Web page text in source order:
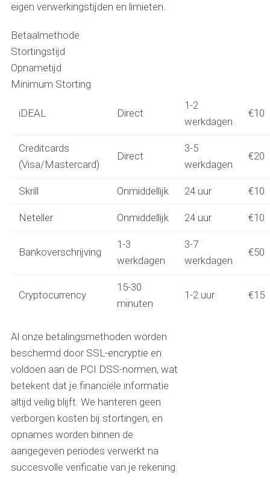
eigen verwerkingstijden en limieten.
Betaalmethode
Stortingstijd
Opnametijd
Minimum Storting
iDEAL Direct
1-2
werkdagen
€10
Creditcards
(Visa/Mastercard)
Direct
3-5
werkdagen
€20
Skrill Onmiddellijk 24 uur €10
Neteller Onmiddellijk 24 uur €10
Bankoverschrijving
1-3
werkdagen
3-7
werkdagen
€50
Cryptocurrency
15-30
minuten
1-2 uur €15
Al onze betalingsmethoden worden
beschermd door SSL-encryptie en
voldoen aan de PCI DSS-normen, wat
betekent dat je financiële informatie
altijd veilig blijft. We hanteren geen
verborgen kosten bij stortingen, en
opnames worden binnen de
aangegeven periodes verwerkt na
succesvolle verificatie van je rekening.